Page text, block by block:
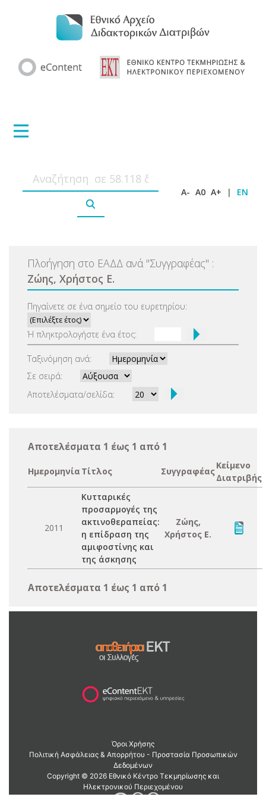
A- A0 A+ | EN
Πλοήγηση στο ΕΑΔΔ ανά "Συγγραφέας" :
Ζώης, Χρήστος Ε.
Πηγαίνετε σε ένα σημείο του ευρετηρίου:
Ή πληκτρολογήστε ένα έτος:
Ταξινόμηση ανά:
Σε σειρά:
Αποτελέσματα/σελίδα:
Αποτελέσματα 1 έως 1 από 1
Ημερομηνία Τίτλος Συγγραφέας
Κείμενο
Διατριβής
2011
Κυτταρικές
προσαρμογές της
ακτινοθεραπείας:
η επίδραση της
αμιφοστίνης και
της άσκησης
Ζώης,
Χρήστος Ε.
Αποτελέσματα 1 έως 1 από 1